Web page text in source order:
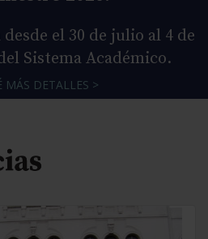
el 30 de julio al 4 de
Sistema Académico.
MÁS DETALLES >